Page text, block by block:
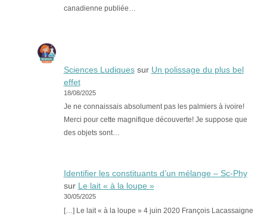
canadienne publiée…
Sciences Ludiquessur Un polissage du plus bel
effet
18/08/2025
Je ne connaissais absolument pas les palmiers à ivoire!
Merci pour cette magnifique découverte! Je suppose que
des objets sont…
Identifier les constituants d’un mélange – Sc-Phy
sur Le lait « à la loupe »
30/05/2025
[…] Le lait « à la loupe » 4 juin 2020 François Lacassaigne